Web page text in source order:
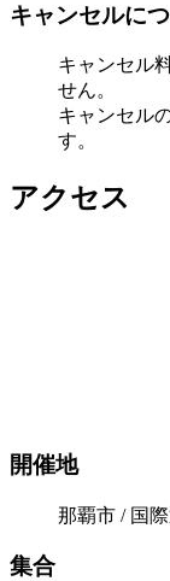
キャンセルに
キャンセル
せん。
キャンセル
す。
アクセス
開催地
那覇市 / 国際
集合